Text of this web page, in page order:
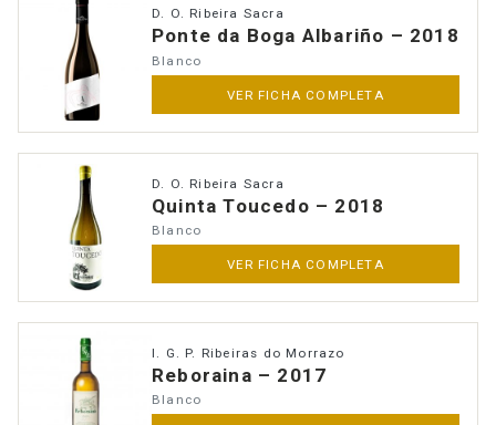
D. O. Ribeira Sacra
Ponte da Boga Albariño – 2018
Blanco
VER FICHA COMPLETA
D. O. Ribeira Sacra
Quinta Toucedo – 2018
Blanco
VER FICHA COMPLETA
I. G. P. Ribeiras do Morrazo
Reboraina – 2017
Blanco